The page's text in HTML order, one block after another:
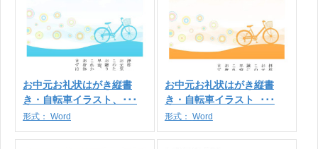
お中元お礼状はがき縦書
き・自転車イラスト、･･･
形式： Word
お中元お礼状はがき縦書
き・自転車イラスト_･･･
形式： Word